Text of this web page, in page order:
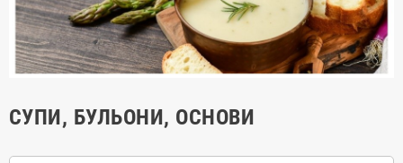
СУПИ, БУЛЬОНИ, ОСНОВИ